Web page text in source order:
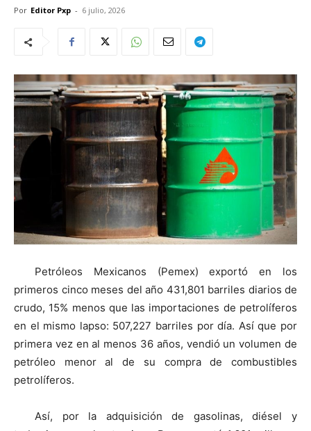
Por Editor Pxp - 6 julio, 2026
Petróleos Mexicanos (Pemex) exportó en los
primeros cinco meses del año 431,801 barriles diarios de
crudo, 15% menos que las importaciones de petrolíferos
en el mismo lapso: 507,227 barriles por día. Así que por
primera vez en al menos 36 años, vendió un volumen de
petróleo menor al de su compra de combustibles
petrolíferos.
Así, por la adquisición de gasolinas, diésel y